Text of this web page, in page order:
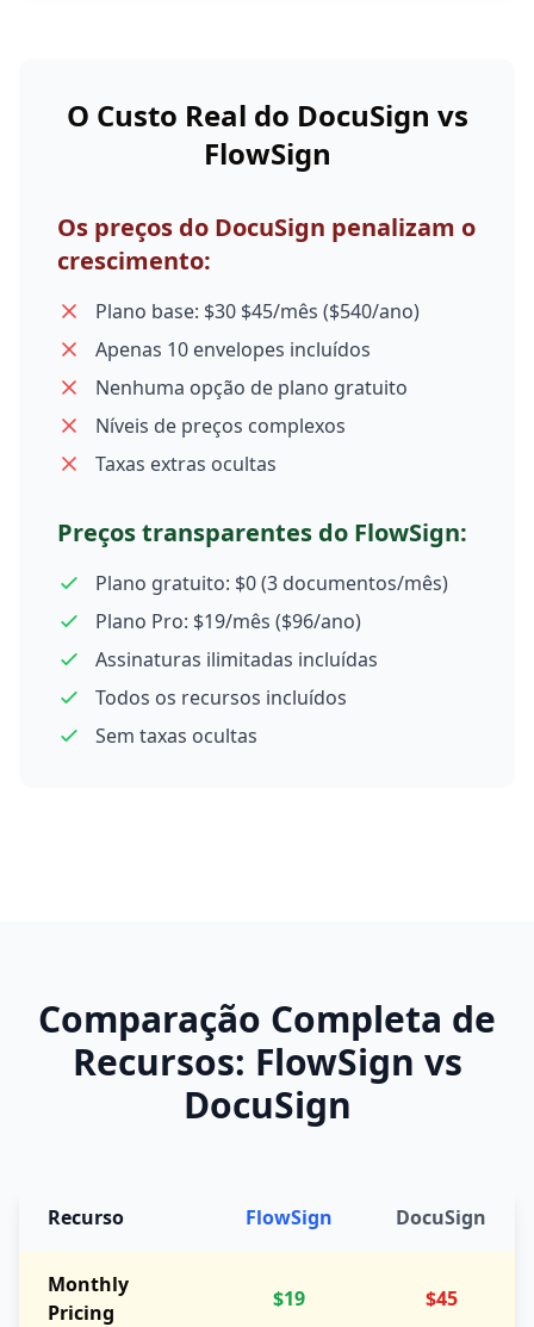
O Custo Real do DocuSign vs
FlowSign
Os preços do DocuSign penalizam o
crescimento:
Plano base: $30 $45/mês ($540/ano)
Apenas 10 envelopes incluídos
Nenhuma opção de plano gratuito
Níveis de preços complexos
Taxas extras ocultas
Preços transparentes do FlowSign:
Plano gratuito: $0 (3 documentos/mês)
Plano Pro: $19/mês ($96/ano)
Assinaturas ilimitadas incluídas
Todos os recursos incluídos
Sem taxas ocultas
Comparação Completa de
Recursos: FlowSign vs
DocuSign
Recurso FlowSign DocuSign
Monthly
Pricing
$19 $45